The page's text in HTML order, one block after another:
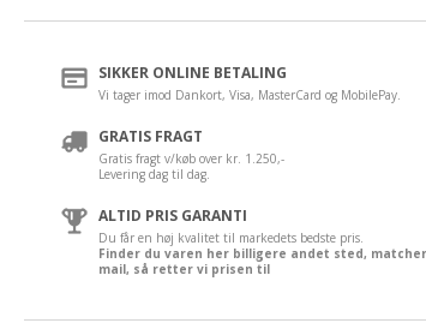
SIKKER ONLINE BETALING
Vi tager imod Dankort, Visa, MasterCard og MobilePay.
GRATIS FRAGT
Gratis fragt v/køb over kr. 1.250,-
Levering dag til dag.
ALTID PRIS GARANTI
Du får en høj kvalitet til markedets bedste pris.
Finder du varen her billigere andet sted,
mail, så retter vi prisen til